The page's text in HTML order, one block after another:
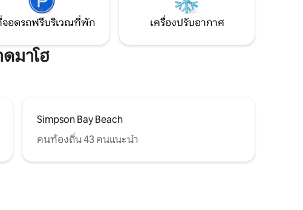
อดรถฟรีบริเวณที่พัก เครื่องปรับอากาศ
มาโฮ
Simpson Bay Beach
คนท้องถิ่น 43 คนแนะนำ